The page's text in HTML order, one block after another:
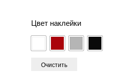
Цвет наклейки
Очистить